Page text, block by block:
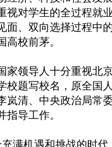
视对学生的全过程就
面、双向选择过程中
高校前茅。
家领导人十分重视北
校题写校名，原全国
岚清、中央政治局常
指导工作。
满机遇和挑战的时